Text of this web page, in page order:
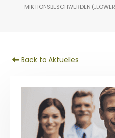
MIKTIONSBESCHWERDEN
Back to Aktuelles